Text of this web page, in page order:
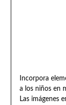
Incorpora
a los niños en
Las imágenes